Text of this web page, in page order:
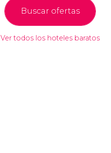
Buscar ofertas
Ver todos los hoteles baratos